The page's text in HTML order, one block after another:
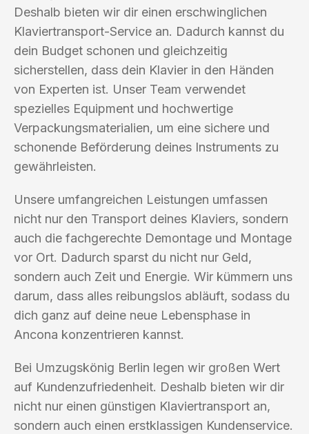
Deshalb bieten wir dir einen erschwinglichen
Klaviertransport-Service an. Dadurch kannst du
dein Budget schonen und gleichzeitig
sicherstellen, dass dein Klavier in den Händen
von Experten ist. Unser Team verwendet
spezielles Equipment und hochwertige
Verpackungsmaterialien, um eine sichere und
schonende Beförderung deines Instruments zu
gewährleisten.
Unsere umfangreichen Leistungen umfassen
nicht nur den Transport deines Klaviers, sondern
auch die fachgerechte Demontage und Montage
vor Ort. Dadurch sparst du nicht nur Geld,
sondern auch Zeit und Energie. Wir kümmern uns
darum, dass alles reibungslos abläuft, sodass du
dich ganz auf deine neue Lebensphase in
Ancona konzentrieren kannst.
Bei Umzugskönig Berlin legen wir großen Wert
auf Kundenzufriedenheit. Deshalb bieten wir dir
nicht nur einen günstigen Klaviertransport an,
sondern auch einen erstklassigen Kundenservice.